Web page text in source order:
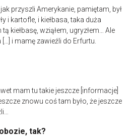
przyszli Amerykanie, pamiętam, był
i kartofle, i kiełbasa, taka duża
kiełbasę, wziąłem, ugryzłem… Ale
i mamę zawieźli do Erfurtu.
mam tu takie jeszcze [informacje]
znowu coś tam było, że jeszcze
tak?